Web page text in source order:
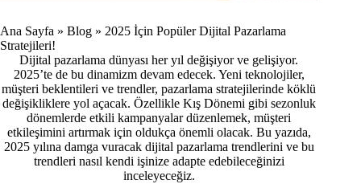
Ana Sayfa » Blog » 2025 İçin Popüler Dijital Pazarlama
Stratejileri!
Dijital pazarlama dünyası her yıl değişiyor ve gelişiyor.
2025’te de bu dinamizm devam edecek. Yeni teknolojiler,
müşteri beklentileri ve trendler, pazarlama stratejilerinde köklü
değişikliklere yol açacak. Özellikle Kış Dönemi gibi sezonluk
dönemlerde etkili kampanyalar düzenlemek, müşteri
etkileşimini artırmak için oldukça önemli olacak. Bu yazıda,
2025 yılına damga vuracak dijital pazarlama trendlerini ve bu
trendleri nasıl kendi işinize adapte edebileceğinizi
inceleyeceğiz.